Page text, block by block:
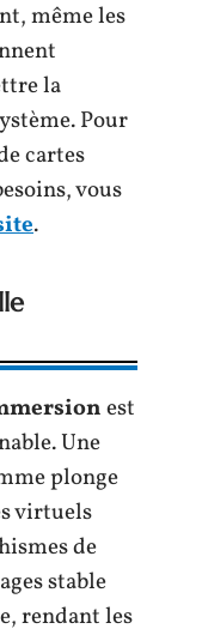
même les
la
Pour
cartes
vous
.
est
Une
plonge
virtuels
de
stable
rendant les